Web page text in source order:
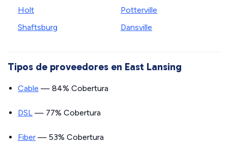
Holt
Shaftsburg
Potterville
Dansville
Tipos de proveedores en East Lansing
Cable — 84% Cobertura
DSL — 77% Cobertura
Fiber — 53% Cobertura